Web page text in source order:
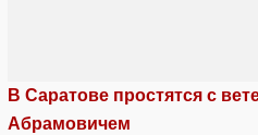
В Саратове простятся с
Абрамовичем